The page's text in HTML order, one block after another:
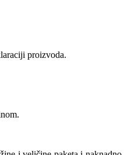
proizvoda.